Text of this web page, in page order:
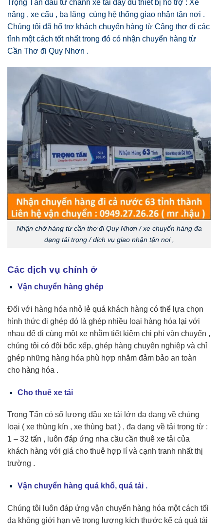
Trọng Tấn đầu tư chành xe tải đầy đủ thiết bị hổ trợ : Xe
nâng , xe cẩu , ba lăng cùng hệ thống giao nhận tận nơi .
Chúng tôi đã hổ trợ khách chuyển hàng từ Câng thơ đi các
tỉnh một cách tốt nhất trong đó có nhận chuyển hàng từ
Cần Thơ đi Quy Nhơn .
Nhận chở hàng từ cần thơ đi Quy Nhơn / xe chuyển hàng đa
dạng tải trọng / dịch vụ giao nhận tận nơi ,
Các dịch vụ chính ở
Vận chuyển hàng ghép
Đối với hàng hóa nhỏ lẻ quá khách hàng có thể lựa chọn
hình thức đi ghép đó là ghép nhiều loại hàng hóa lại với
nhau để đi cùng một xe nhằm tiết kiệm chi phí vận chuyển ,
chúng tôi có đội bốc xếp, ghép hàng chuyên nghiệp và chỉ
ghép những hàng hóa phù hợp nhằm đảm bảo an toàn
cho hàng hóa .
Cho thuê xe tải
Trọng Tấn có số lượng đầu xe tải lớn đa dạng về chủng
loại ( xe thùng kín , xe thùng bạt ) , đa dạng về tải trọng từ :
1 – 32 tấn , luôn đáp ứng nha cầu cần thuê xe tải của
khách hàng với giá cho thuê hợp lí và cạnh tranh nhất thị
trường .
Vận chuyển hàng quá khổ, quá tải .
Chúng tôi luôn đáp ứng vận chuyển hàng hóa một cách tối
đa không giới hạn về trọng lượng kích thước kể cả quá tải